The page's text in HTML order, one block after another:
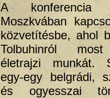
A konferencia
Moszkvában
közvetítésbe, ahol
Tolbuhinról
életrajzi munkát.
egy-egy belgrádi,
és ogyesszai